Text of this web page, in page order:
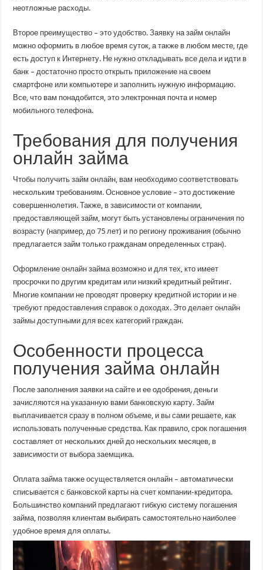
неотложные расходы.
Второе преимущество – это удобство. Заявку на займ онлайн
можно оформить в любое время суток, а также в любом месте, где
есть доступ к Интернету. Не нужно откладывать все дела и идти в
банк – достаточно просто открыть приложение на своем
смартфоне или компьютере и заполнить нужную информацию.
Все, что вам понадобится, это электронная почта и номер
мобильного телефона.
Требования для получения
онлайн займа
Чтобы получить займ онлайн, вам необходимо соответствовать
нескольким требованиям. Основное условие – это достижение
совершеннолетия. Также, в зависимости от компании,
предоставляющей займ, могут быть установлены ограничения по
возрасту (например, до 75 лет) и по региону проживания (обычно
предлагается займ только гражданам определенных стран).
Оформление онлайн займа возможно и для тех, кто имеет
просрочки по другим кредитам или низкий кредитный рейтинг.
Многие компании не проводят проверку кредитной истории и не
требуют предоставления справок о доходах. Это делает онлайн
займы доступными для всех категорий граждан.
Особенности процесса
получения займа онлайн
После заполнения заявки на сайте и ее одобрения, деньги
зачисляются на указанную вами банковскую карту. Займ
выплачивается сразу в полном объеме, и вы сами решаете, как
использовать полученные средства. Как правило, срок погашения
составляет от нескольких дней до нескольких месяцев, в
зависимости от выбора заемщика.
Оплата займа также осуществляется онлайн – автоматически
списывается с банковской карты на счет компании-кредитора.
Большинство компаний предлагают гибкую систему погашения
займа, позволяя клиентам выбирать самостоятельно наиболее
удобное время для оплаты.